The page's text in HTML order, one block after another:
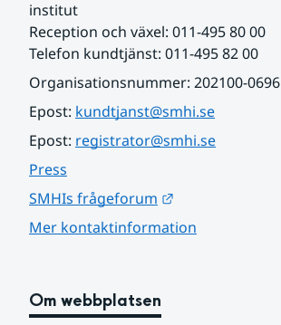
institut
Reception och växel: 011-495 80 00
Telefon kundtjänst: 011-495 82 00
Organisationsnummer: 202100-0696
Epost: kundtjanst@smhi.se
Epost: registrator@smhi.se
Press
SMHIs frågeforum
Mer kontaktinformation
Om webbplatsen